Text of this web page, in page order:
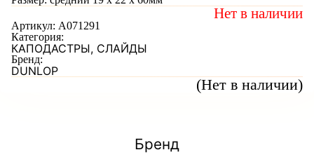
(Нет в наличии)
Нет в наличии
Артикул: A071291
Категория:
КАПОДАСТРЫ, СЛАЙДЫ
Бренд:
DUNLOP
Бренд